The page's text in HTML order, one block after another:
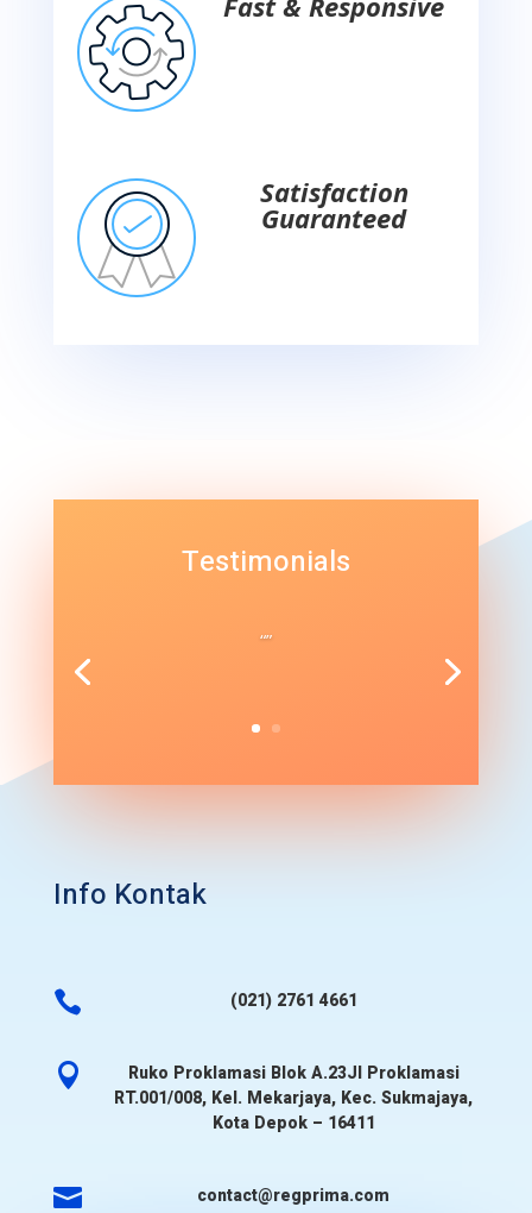
Satisfaction
Guaranteed
Testimonials
“”
Info Kontak
 (021) 2761 4661

Ruko Proklamasi Blok A.23Jl Proklamasi
RT.001/008, Kel. Mekarjaya, Kec. Sukmajaya,
Kota Depok – 16411
 contact@regprima.com